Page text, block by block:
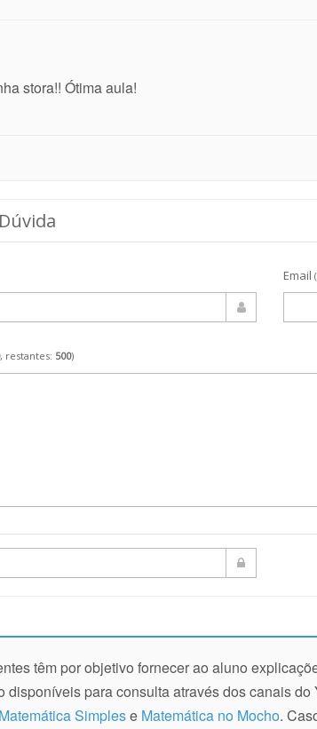
stora!! Ótima aula!
Email
, restantes: 500)
têm por objetivo fornecer ao aluno
disponíveis para consulta através dos canais do
Matemática Simplese Matemática no Mocho.